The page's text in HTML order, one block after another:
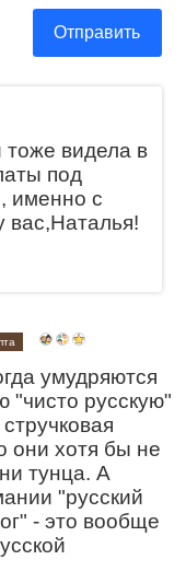
Отправить
видела в
под
именно с
вас,Наталья!
умудряются
"чисто русскую"
они хотя бы не
тунца. А
"русский
- это вообще